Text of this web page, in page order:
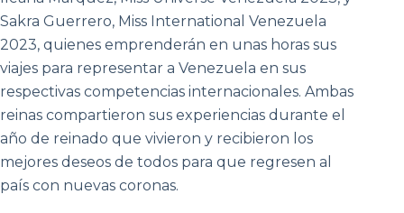
Sakra Guerrero, Miss International Venezuela
2023, quienes emprenderán en unas horas sus
viajes para representar a Venezuela en sus
respectivas competencias internacionales. Ambas
reinas compartieron sus experiencias durante el
año de reinado que vivieron y recibieron los
mejores deseos de todos para que regresen al
país con nuevas coronas.